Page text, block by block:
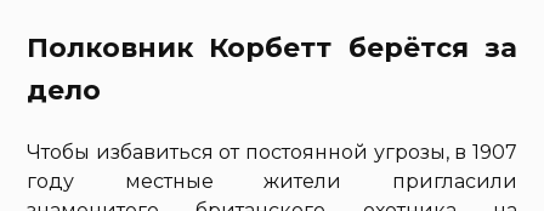
Полковник Корбетт берётся за
дело
Чтобы избавиться от постоянной угрозы, в 1907
году местные жители пригласили